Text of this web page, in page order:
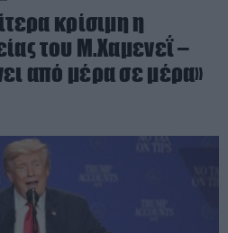
κρίσιμη η
του Μ.Χαμενεΐ –
από μέρα σε μέρα»